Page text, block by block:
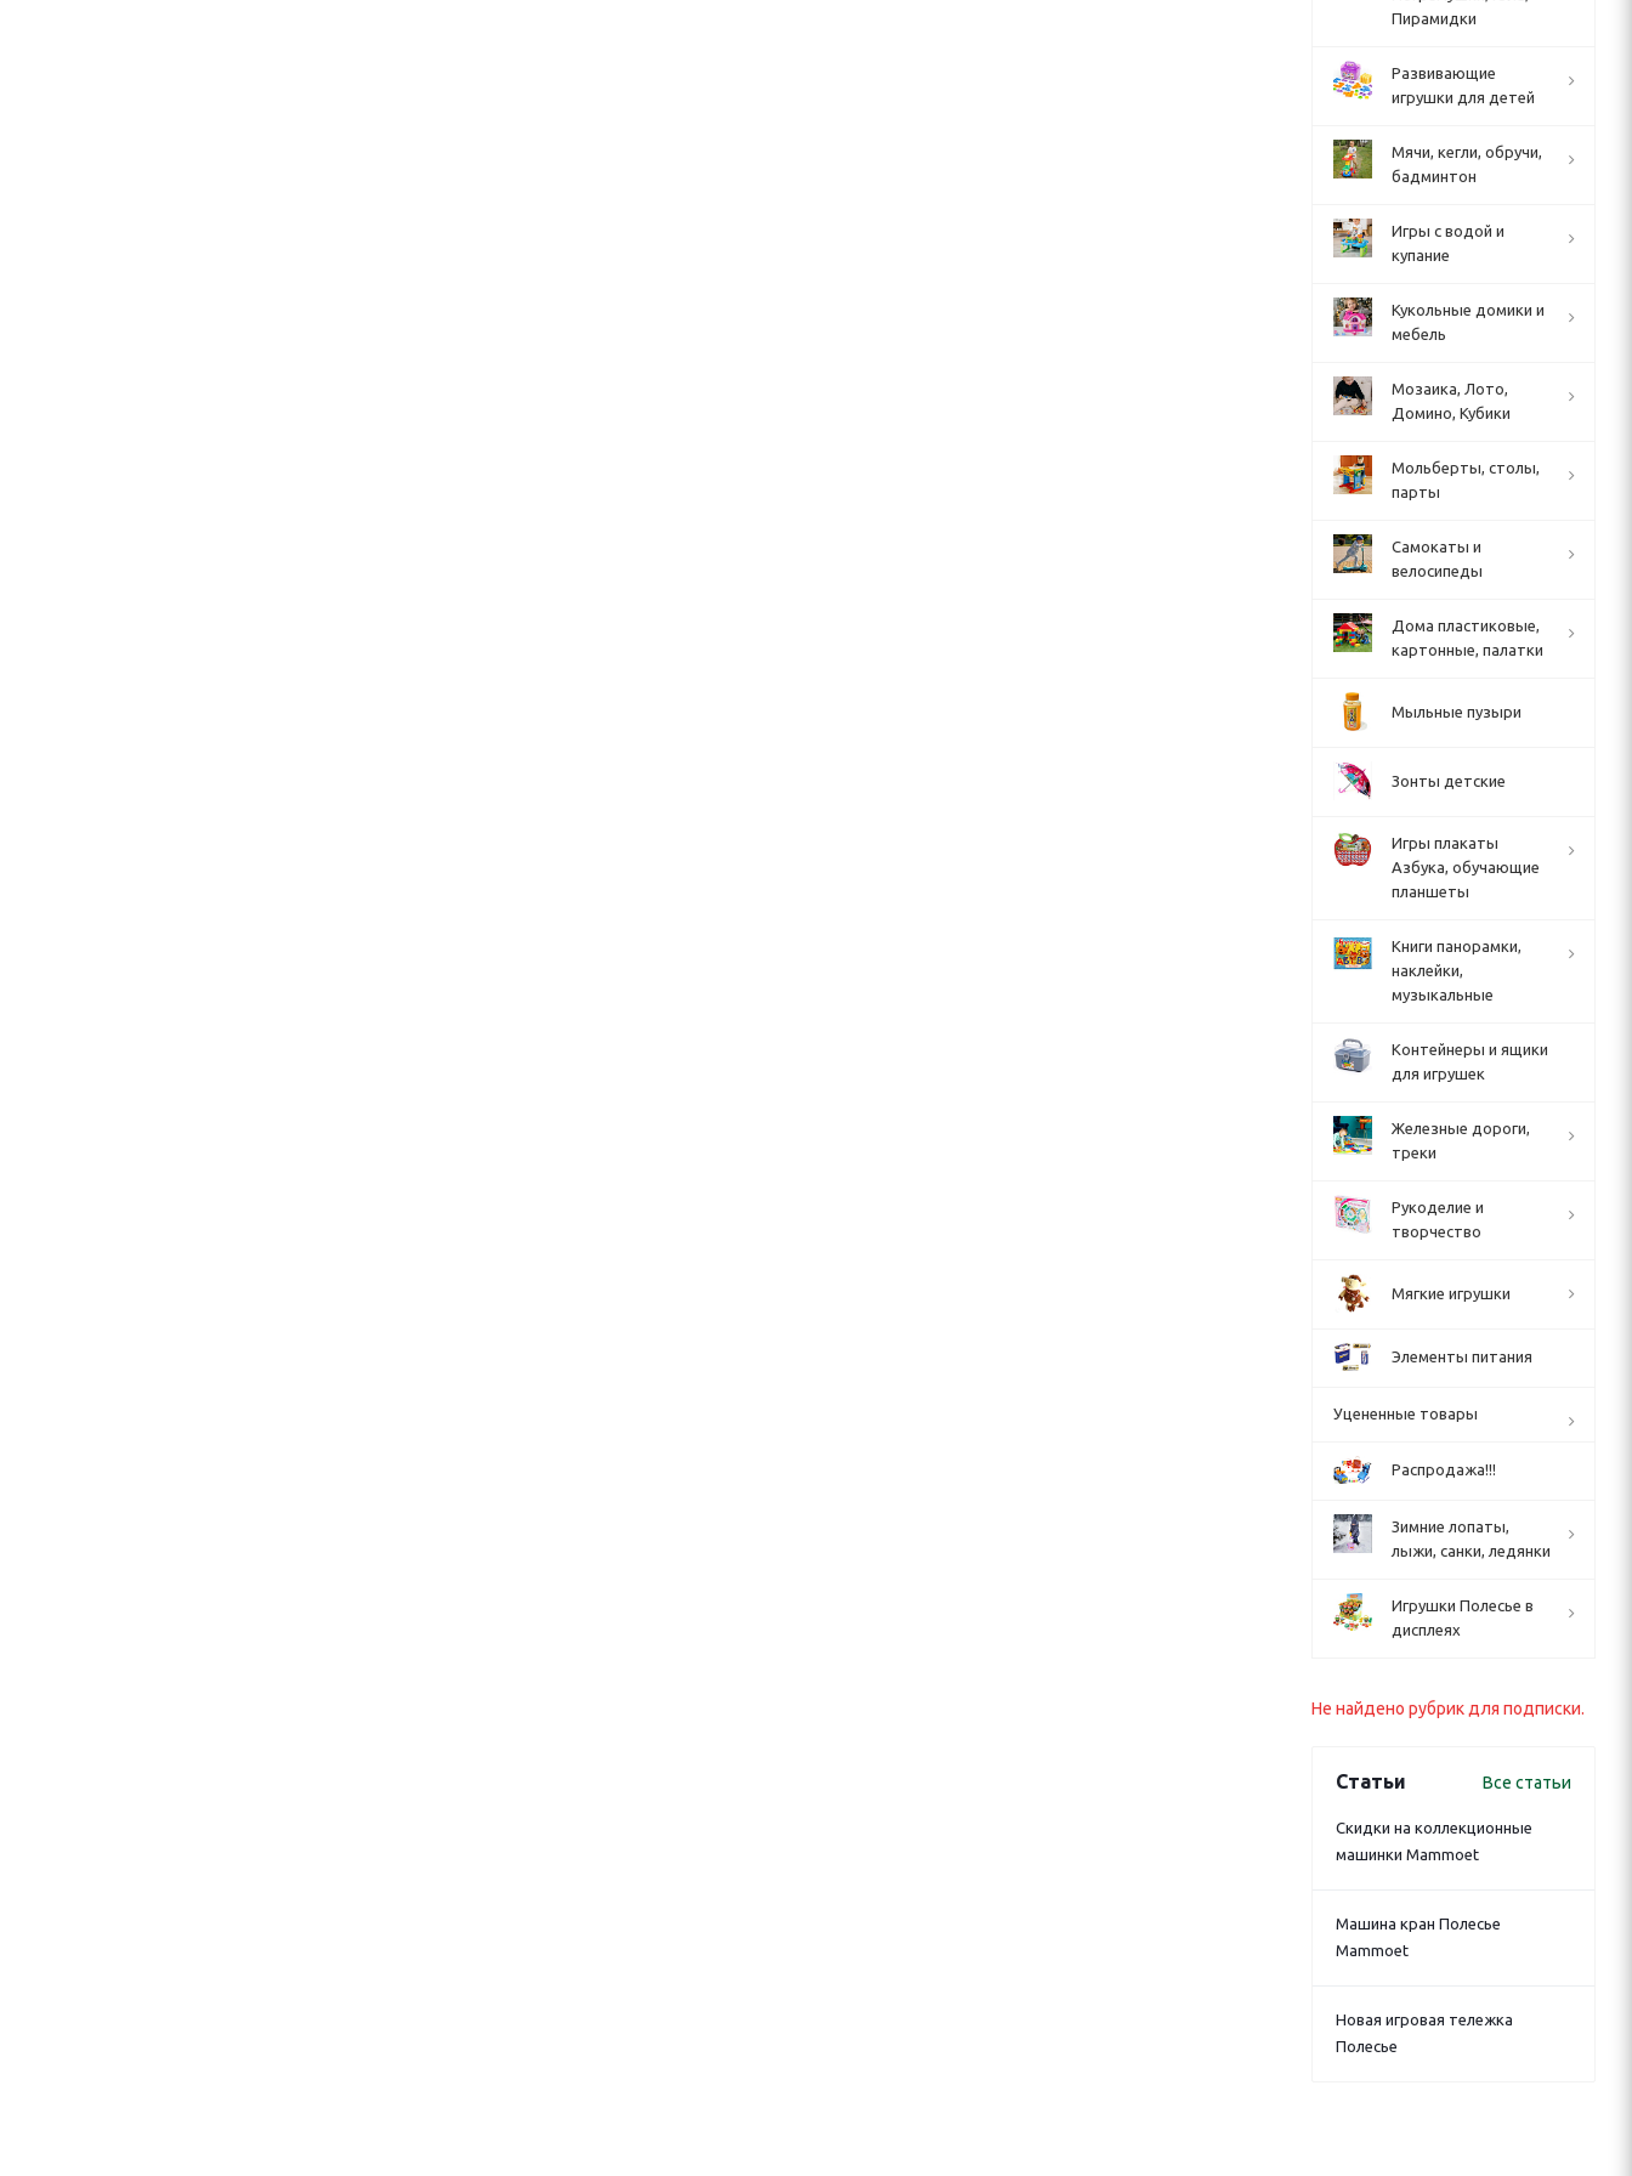
Пирамидки
Развивающие
игрушки для детей
Мячи, кегли, обручи,
бадминтон
Игры с водой и
купание
Кукольные домики и
мебель
Мозаика, Лото,
Домино, Кубики
Мольберты, столы,
парты
Cамокаты и
велосипеды
Дома пластиковые,
картонные, палатки
Мыльные пузыри
Зонты детские
Игры плакаты
Азбука, обучающие
планшеты
Книги панорамки,
наклейки,
музыкальные
Контейнеры и ящики
для игрушек
Железные дороги,
треки
Рукоделие и
творчество
Мягкие игрушки
Элементы питания
Уцененные товары
Распродажа!!!
Зимние лопаты,
лыжи, санки, ледянки
Игрушки Полесье в
дисплеях
Не найдено рубрик для подписки.
Статьи Все статьи
Скидки на коллекционные
машинки Mammoet
Машина кран Полесье
Mammoet
Новая игровая тележка
Полесье